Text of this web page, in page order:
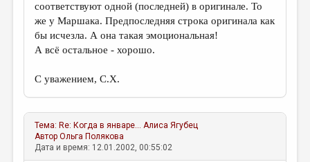
соответствуют одной (последней) в оригинале. То
же у Маршака. Предпоследняя строка оригинала как
бы исчезла. А она такая эмоциональная!
А всё остальное - хорошо.
С уважением, С.Х.
Тема: Re: Когда в январе... Алиса Ягубец
АвторОльга Полякова
Дата и время: 12.01.2002, 00:55:02